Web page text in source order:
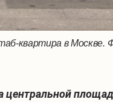
квартира в Москве.
центральной